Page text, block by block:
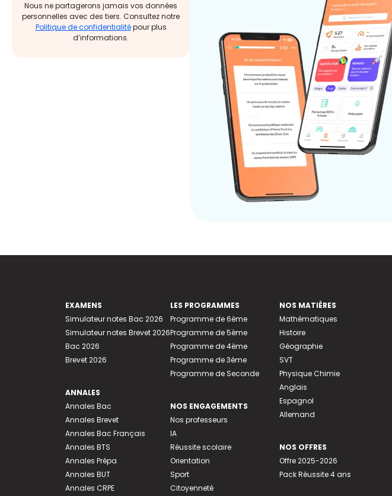
Nous ne partagerons jamais vos données
personnelles avec des tiers. Consultez notre
Politique de confidentialitépour plus
d’informations.
EXAMENS
Simulateur notes Bac 2026
Simulateur notes Brevet 2026
Bac 2026
Brevet 2026
ANNALES
Annales Bac
Annales Brevet
Annales Bac Français
Annales BTS
Annales Prépa
Annales BUT
Annales CRPE
LES PROGRAMMES
Programme de 6ème
Programme de 5ème
Programme de 4ème
Programme de 3ème
Programme de Seconde
NOS ENGAGEMENTS
Nos professeurs
IA
Réussite scolaire
Orientation
Sport
Citoyenneté
NOS MATIÈRES
Mathématiques
Histoire
Géographie
SVT
Physique Chimie
Anglais
Espagnol
Allemand
NOS OFFRES
Offre 2025-2026
Pack Réussite 4 ans